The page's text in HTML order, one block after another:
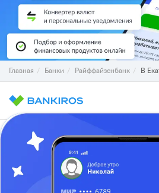
Главная Банки Райффайзенбанк В
О проекте СМИ о нас Авторы и
Реклама на сайте
Отписаться